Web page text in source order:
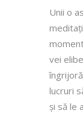
Unii o
vei
lucruri
și să le